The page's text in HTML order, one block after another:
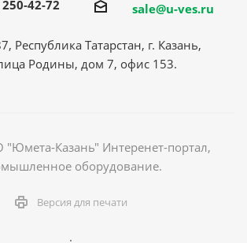
42-72 sale@u-ves.ru
Республика Татарстан, г. Казань,
Родины, дом 7, офис 153.
Казань" Интеренет-портал,
оборудование.
Версия для печати
.